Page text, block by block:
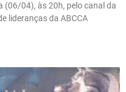
(06/04), às 20h, pelo canal da
lideranças da ABCCA